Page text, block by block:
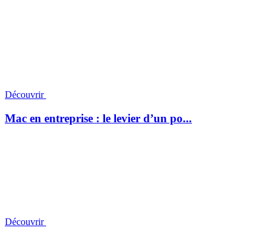
Découvrir
Mac en entreprise : le levier d’un po...
Découvrir